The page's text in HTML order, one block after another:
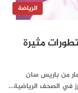
الرياضة
مثيرة
من باريس سان
في الصحف الرياضية…